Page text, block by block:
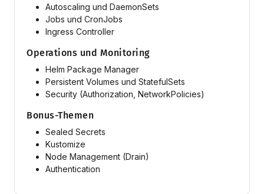
Autoscaling und DaemonSets
Jobs und CronJobs
Ingress Controller
Operations und Monitoring
Helm Package Manager
Persistent Volumes und StatefulSets
Security (Authorization, NetworkPolicies)
Bonus-Themen
Sealed Secrets
Kustomize
Node Management (Drain)
Authentication